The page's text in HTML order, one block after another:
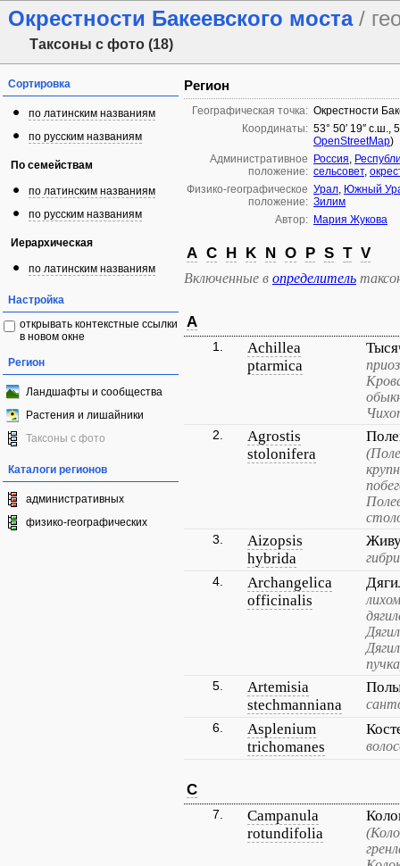
Окрестности Бакеевского моста /
Таксоны с фото (18)
Сортировка
по латинским названиям
по русским названиям
По семействам
по латинским названиям
по русским названиям
Иерархическая
по латинским названиям
Настройка
открывать контекстные ссылки
в новом окне
Регион
Ландшафты и сообщества
Растения и лишайники
Таксоны с фото
Каталоги регионов
административных
физико-географических
Регион
Географическая точка: Окрестности
Координаты: 53° 50′ 19″ с.ш.,
OpenStreetMap)
Административное
положение:
Россия,
сельсовет,
Физико-географическое
положение:
Урал, Южный
Зилим
Автор: Мария Жукова
A C H K N O P S T V
Включенные в определитель
A
1.
Achillea
ptarmica
2.
Agrostis
stolonifera
3.
Aizopsis
hybrida
4.
Archangelica
officinalis
5.
Artemisia
stechmanniana
6.
Asplenium
trichomanes
C
7.
Campanula
rotundifolia